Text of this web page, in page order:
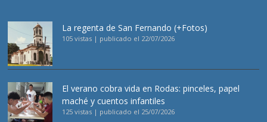
La regenta de San Fernando (+Fotos)
105 vistas | publicado el 22/07/2026
El verano cobra vida en Rodas: pinceles, papel
maché y cuentos infantiles
125 vistas | publicado el 25/07/2026